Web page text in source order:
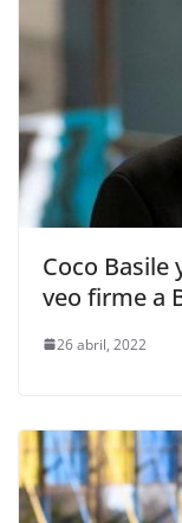
Coco Basile
veo firme a
26 abril, 2022